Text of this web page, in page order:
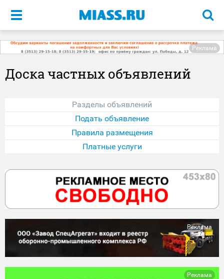
Меню
Реклама
Доска частных объявлений
Разделы объявлений
Подать объявление
Правила размещения
Платные услуги
Реклама
Реклама